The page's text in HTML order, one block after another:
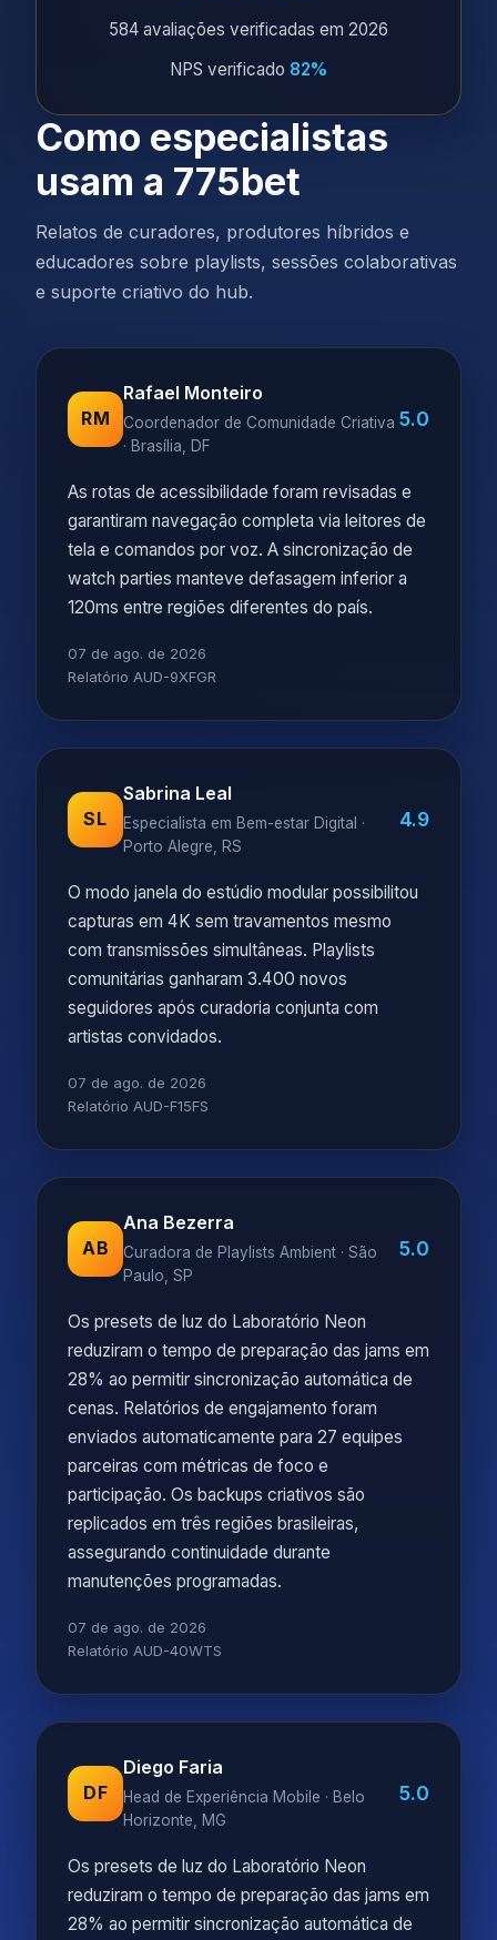
584 avaliações verificadas em 2026
NPS verificado 82%
Como especialistas
usam a 775bet
Relatos de curadores, produtores híbridos e
educadores sobre playlists, sessões colaborativas
e suporte criativo do hub.
RM
Rafael Monteiro
Coordenador de Comunidade Criativa
· Brasília, DF
5.0
As rotas de acessibilidade foram revisadas e
garantiram navegação completa via leitores de
tela e comandos por voz. A sincronização de
watch parties manteve defasagem inferior a
120ms entre regiões diferentes do país.
07 de ago. de 2026
Relatório AUD-9XFGR
SL
Sabrina Leal
Especialista em Bem-estar Digital ·
Porto Alegre, RS
4.9
O modo janela do estúdio modular possibilitou
capturas em 4K sem travamentos mesmo
com transmissões simultâneas. Playlists
comunitárias ganharam 3.400 novos
seguidores após curadoria conjunta com
artistas convidados.
07 de ago. de 2026
Relatório AUD-F15FS
AB
Ana Bezerra
Curadora de Playlists Ambient · São
Paulo, SP
5.0
Os presets de luz do Laboratório Neon
reduziram o tempo de preparação das jams em
28% ao permitir sincronização automática de
cenas. Relatórios de engajamento foram
enviados automaticamente para 27 equipes
parceiras com métricas de foco e
participação. Os backups criativos são
replicados em três regiões brasileiras,
assegurando continuidade durante
manutenções programadas.
07 de ago. de 2026
Relatório AUD-40WTS
DF
Diego Faria
Head de Experiência Mobile · Belo
Horizonte, MG
5.0
Os presets de luz do Laboratório Neon
reduziram o tempo de preparação das jams em
28% ao permitir sincronização automática de